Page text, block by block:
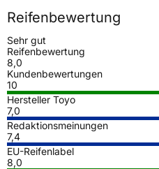
Reifenbewertung
Sehr gut
Reifenbewertung
8,0
Kundenbewertungen
10
Hersteller Toyo
7,0
Redaktionsmeinungen
7,4
EU-Reifenlabel
8,0